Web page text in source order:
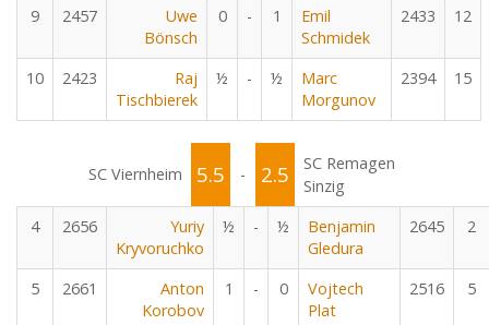
9 2457
Uwe
Bönsch
0 - 1
Emil
Schmidek
2433 12
10 2423
Raj
Tischbierek
½ - ½
Marc
Morgunov
2394 15
SC Viernheim 5.5 - 2.5
SC Remagen
Sinzig
4
2656
Yuriy
Kryvoruchko
½ - ½
Benjamin
Gledura
2645 2
5 2661
Anton
Korobov
1 - 0
Vojtech
Plat
2516 5